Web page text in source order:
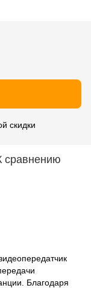
скидки
сравнению
Благодаря